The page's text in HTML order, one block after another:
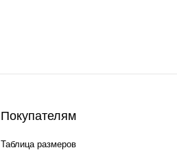
Покупателям
Таблица размеров